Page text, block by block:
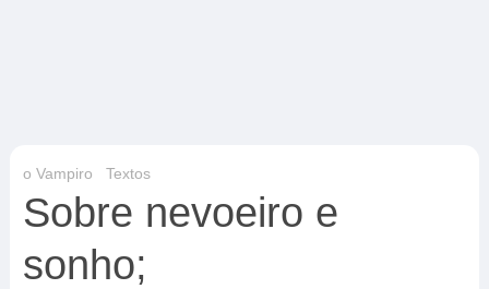
o Vampiro Textos
Sobre nevoeiro e
sonho;